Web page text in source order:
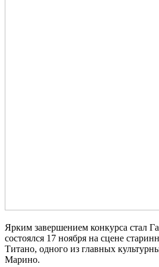
Ярким завершением конкурса стал
состоялся 17 ноября на сцене
Титано, одного из главных
Марино.